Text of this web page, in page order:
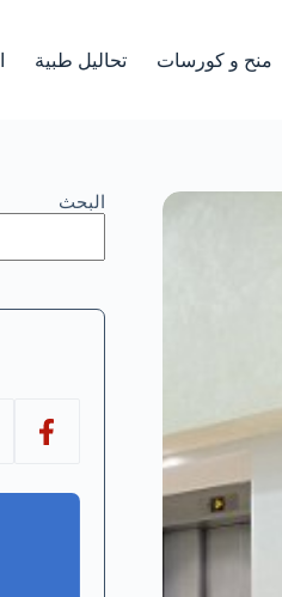
منح و كورسات تحاليل طبية
البحث